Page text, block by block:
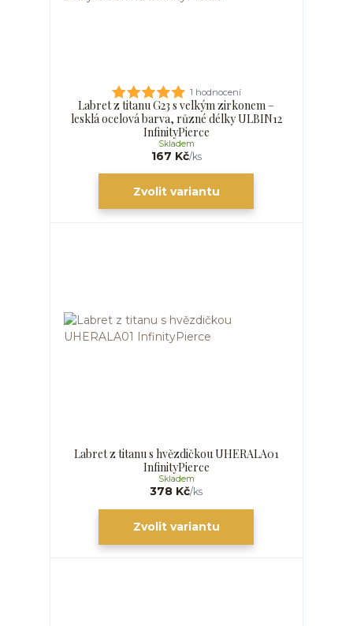
1 hodnocení
Labret z titanu G23 s velkým zirkonem –
lesklá ocelová barva, různé délky ULBIN12
InfinityPierce
167 Kč/ks
Skladem
Zvolit variantu
Labret z titanu s hvězdičkou UHERALA01
InfinityPierce
378 Kč/ks
Skladem
Zvolit variantu